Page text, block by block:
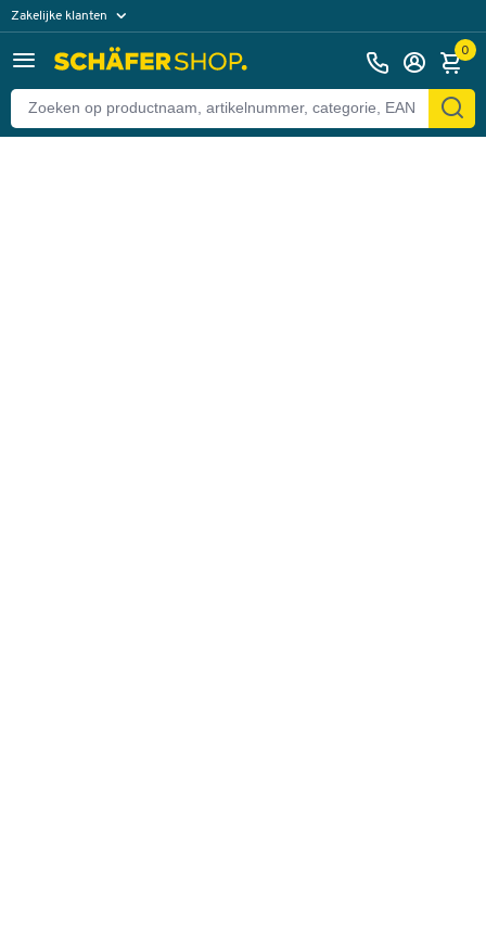
Zakelijke klanten
Particuliere klanten 0
Terug